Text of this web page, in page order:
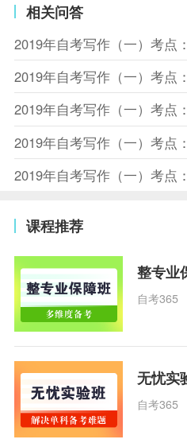
相关问答
2019年自考写作（一）考点
2019年自考写作（一）考点
2019年自考写作（一）考点
2019年自考写作（一）考点
2019年自考写作（一）考点
课程推荐
整专业
自考365
无忧实
自考365